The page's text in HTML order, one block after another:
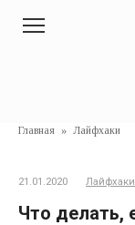
Главная » Лайфхаки
21.01.2020 Лайфхаки
Что делать,